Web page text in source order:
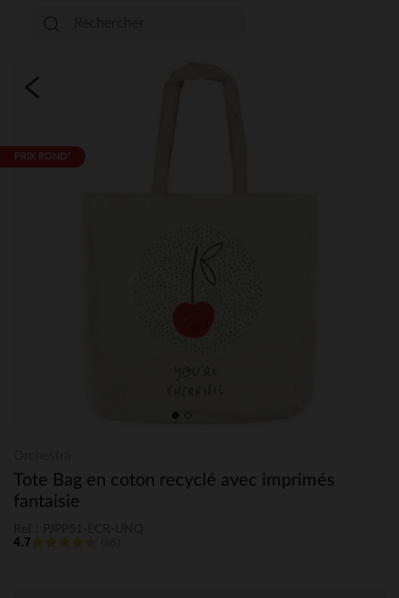
PRIX ROND*
Tote Bag en coton recyclé avec imprimés
fantaisie
4.7